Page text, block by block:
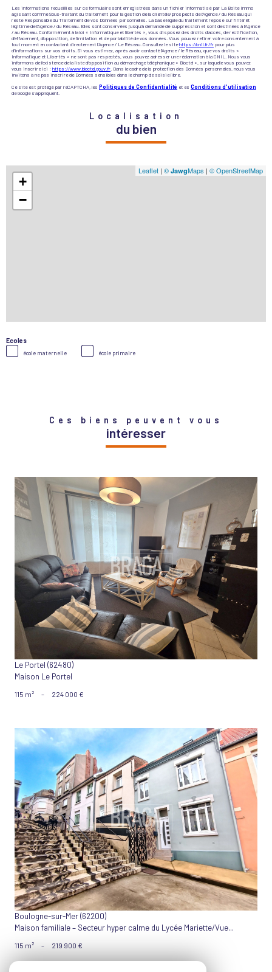
Les informations recueillies sur ce formulaire sont enregistrées dans un fichier informatisé par La Boite Immo
agissant comme Sous-traitant du traitement pour la gestion de la clientèle/prospects de l'Agence / du Réseau qui
reste Responsable du Traitement de vos Données personnelles. La base légale du traitement repose sur l'intérêt
légitime de l'Agence / du Réseau. Elles sont conservées jusqu'à demande de suppression et sont destinées à l'Agence
/ au Réseau. Conformément à la loi « informatique et libertés », vous disposez des droits d’accès, de rectification,
d’effacement, d’opposition, de limitation et de portabilité de vos données. Vous pouvez retirer votre consentement à
tout moment en contactant directement l’Agence / Le Réseau. Consultez le sitehttps://cnil.fr/fr pour plus
d’informations sur vos droits. Si vous estimez, après avoir contacté l'Agence / le Réseau, que vos droits «
Informatique et Libertés » ne sont pas respectés, vous pouvez adresser une réclamation à la CNIL. Nous vous
informons de l’existence de la liste d'opposition au démarchage téléphonique « Bloctel », sur laquelle vous pouvez
vous inscrire ici : https://www.bloctel.gouv.fr . Dans le cadre de la protection des Données personnelles, nous vous
invitons à ne pas inscrire de Données sensibles dans le champ de saisie libre.
Ce site est protégé par reCAPTCHA, les Politiques de Confidentialité et es Conditions d'utilisation
de Google s'appliquent.
Localisation
du bien
+
−
Leaflet | © JawgMaps | © OpenStreetMap
Ecoles
école maternelle école primaire
Ces biens peuvent vous
intéresser
VOIR LE BIEN
Le Portel (62480)
Maison Le Portel
115 m² - 224 000 €
VOIR LE BIEN
Boulogne-sur-Mer (62200)
Maison familiale – Secteur hyper calme du Lycée Mariette/Vue...
115 m² - 219 900 €